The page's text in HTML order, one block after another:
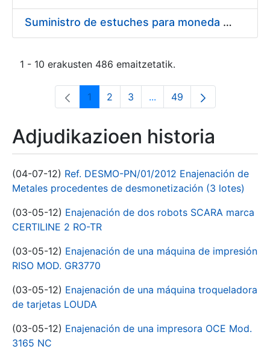
Suministro de estuches para moneda de 30 €
1 - 10 erakusten 486 emaitzetatik.
Orrialdea
1 Orrialdea
2 Orrialdea
3 ...Intermediate Pages Use
Orrialdea
49
Adjudikazioen historia
(04-07-12) Ref. DESMO-PN/01/2012 Enajenación de
Metales procedentes de desmonetización (3 lotes)
(03-05-12) Enajenación de dos robots SCARA marca
CERTILINE 2 RO-TR
(03-05-12) Enajenación de una máquina de impresión
RISO MOD. GR3770
(03-05-12) Enajenación de una máquina troqueladora
de tarjetas LOUDA
(03-05-12) Enajenación de una impresora OCE Mod.
3165 NC